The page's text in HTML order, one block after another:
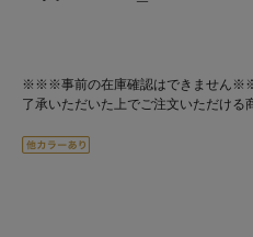
※※※事前の在庫確認はできません
了承いただいた上でご注文いただける